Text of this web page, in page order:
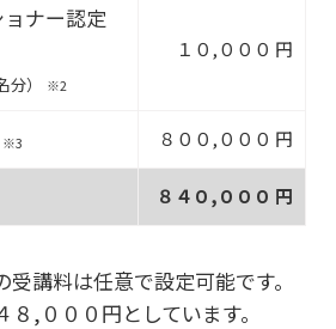
ナー認定
） ※2
１０,０００ 円
※3 ８００,０００ 円
８４０,０００ 円
受講料は任意で設定可能です。
８,０００円としています。